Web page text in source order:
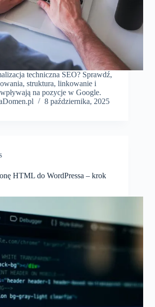
techniczna SEO? Sprawdź,
struktura, linkowanie i
na pozycje w Google.
8 października, 2025
HTML do WordPressa – krok